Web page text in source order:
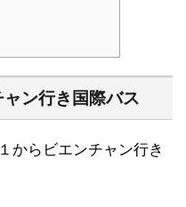
ン行き国際バス
からビエンチャン行き